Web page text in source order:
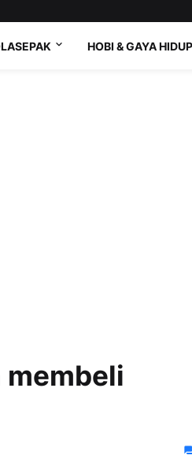
HOBI & GAYA HIDUP
membeli